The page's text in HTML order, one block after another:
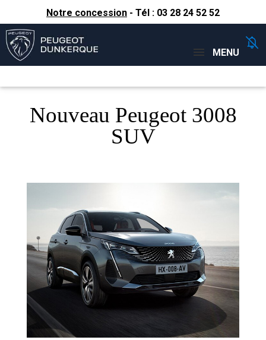
Notre concession - Tél : 03 28 24 52 52
Concessions
MENU
Nouveau Peugeot 3008
SUV